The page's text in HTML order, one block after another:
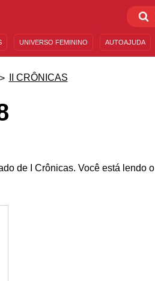
UNIVERSO FEMININO AUTOAJUDA
II CRÔNICAS
de I Crônicas. Você está lendo o